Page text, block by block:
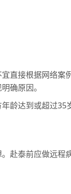
直接根据网络案
确原因。
龄达到或超过
赴泰前应做远程